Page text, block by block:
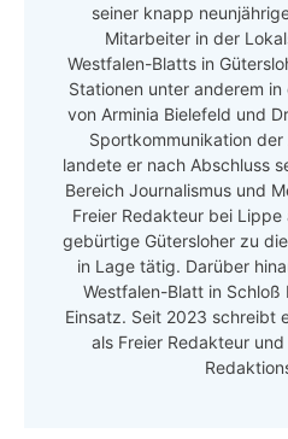
seiner knapp
Mitarbeiter in der
Westfalen-Blatts in
Stationen unter anderem
von Arminia Bielefeld und
Sportkommunikation
landete er nach Abschluss
Bereich Journalismus und
Freier Redakteur bei
gebürtige Gütersloher zu
in Lage tätig. Darüber
Westfalen-Blatt in
Einsatz. Seit 2023 schreibt
als Freier Redakteur